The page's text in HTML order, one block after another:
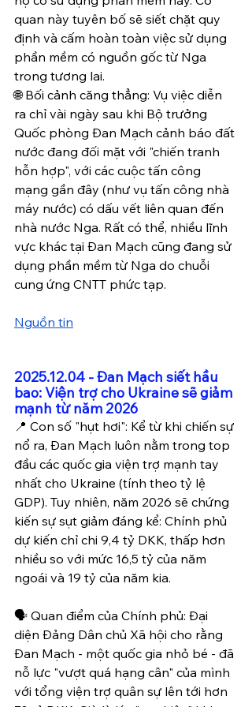
quan này tuyên bố sẽ siết chặt quy
định và cấm hoàn toàn việc sử dụng
phần mềm có nguồn gốc từ Nga
trong tương lai.
🌐 Bối cảnh căng thẳng: Vụ việc diễn
ra chỉ vài ngày sau khi Bộ trưởng
Quốc phòng Đan Mạch cảnh báo đất
nước đang đối mặt với "chiến tranh
hỗn hợp", với các cuộc tấn công
mạng gần đây (như vụ tấn công nhà
máy nước) có dấu vết liên quan đến
nhà nước Nga. Rất có thể, nhiều lĩnh
vực khác tại Đan Mạch cũng đang sử
dụng phần mềm từ Nga do chuỗi
cung ứng CNTT phức tạp.
Nguồn tin
2025.12.04 - Đan Mạch siết hầu
bao: Viện trợ cho Ukraine sẽ giảm
mạnh từ năm 2026
📍 Con số "hụt hơi": Kể từ khi chiến sự
nổ ra, Đan Mạch luôn nằm trong top
đầu các quốc gia viện trợ mạnh tay
nhất cho Ukraine (tính theo tỷ lệ
GDP). Tuy nhiên, năm 2026 sẽ chứng
kiến sự sụt giảm đáng kể: Chính phủ
dự kiến chỉ chi 9,4 tỷ DKK, thấp hơn
nhiều so với mức 16,5 tỷ của năm
ngoái và 19 tỷ của năm kia.
🗣️ Quan điểm của Chính phủ: Đại
diện Đảng Dân chủ Xã hội cho rằng
Đan Mạch - một quốc gia nhỏ bé - đã
nỗ lực "vượt quá hạng cân" của mình
với tổng viện trợ quân sự lên tới hơn